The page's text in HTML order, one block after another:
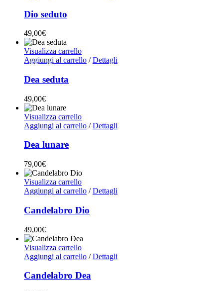
Dio seduto
49,00€
Visualizza carrello
Aggiungi al carrello / Dettagli
Dea seduta
49,00€
Visualizza carrello
Aggiungi al carrello / Dettagli
Dea lunare
79,00€
Visualizza carrello
Aggiungi al carrello / Dettagli
Candelabro Dio
49,00€
Visualizza carrello
Aggiungi al carrello / Dettagli
Candelabro Dea